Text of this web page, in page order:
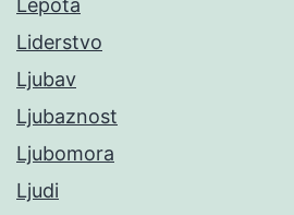
Lepota
Liderstvo
Ljubav
Ljubaznost
Ljubomora
Ljudi